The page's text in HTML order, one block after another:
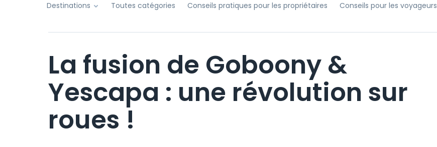
Destinations Toutes catégories Conseils pratiques pour les propriétaires Conseils pour les voyageurs
La fusion de Goboony &
Yescapa : une révolution sur
roues !